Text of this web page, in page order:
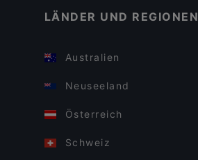
LÄNDER UND REGIONEN
Australien
Neuseeland
Österreich
Schweiz